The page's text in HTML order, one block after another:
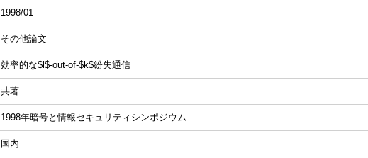
1998/01
その他論文
効率的な$l$-out-of-$k$紛失通信
共著
1998年暗号と情報セキュリティシンポジウム
国内